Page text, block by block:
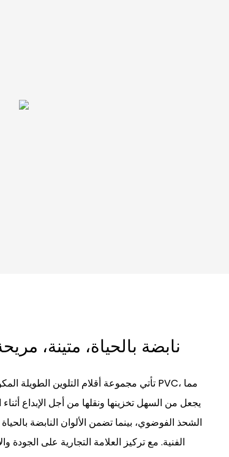
نابضة بالحياة، متينة،
يجعل من السهل تخزينها ونقلها من أجل الإبداع
الشحذ الفوضوي، بينما تضمن الألوان النابضة
الفنية. مع تركيز العلامة التجارية على الجودة